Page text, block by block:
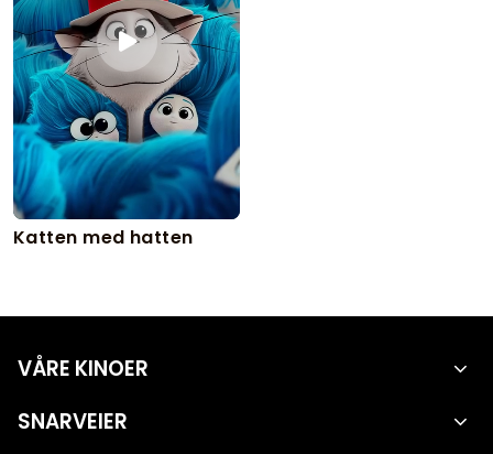
Katten med hatten
VÅRE KINOER
SNARVEIER